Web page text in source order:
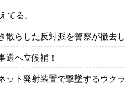
てる。
らした反対派を警察が撤去し
選へ立候補！
ット発射装置で撃墜するウクラ